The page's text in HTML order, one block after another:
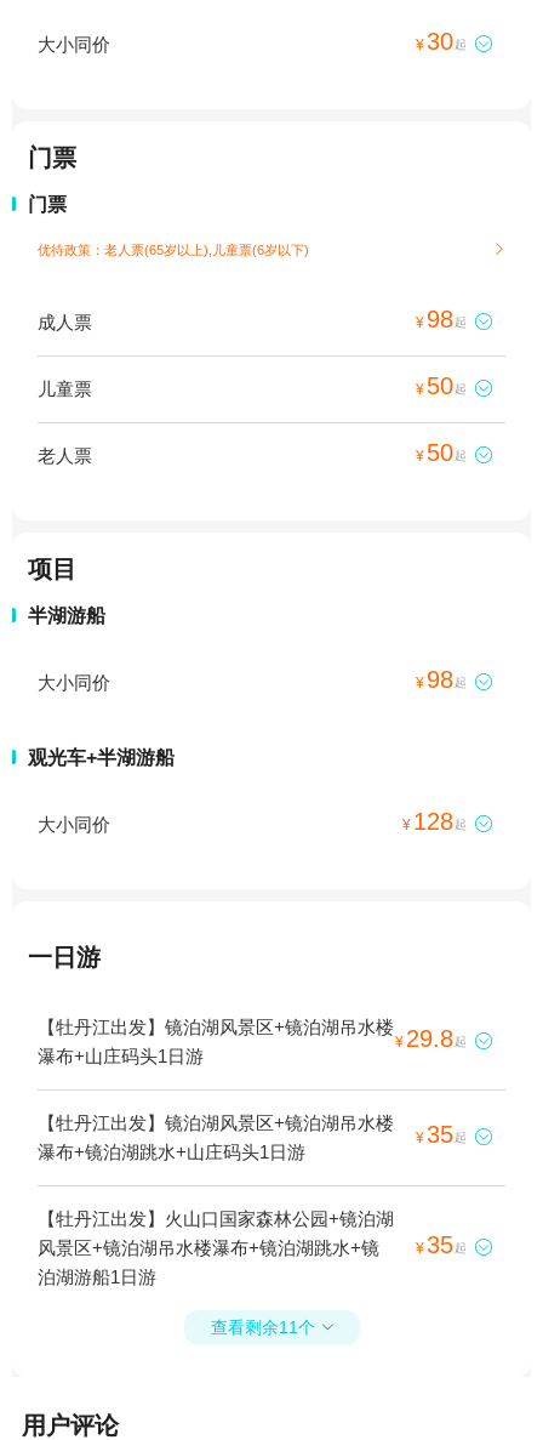
大小同价 ¥30起 
门票
门票
优待政策：老人票(65岁以上),儿童票(6岁以下) 
成人票 ¥ 98起 
儿童票 ¥ 50起 
老人票 ¥ 50起 
项目
半湖游船
大小同价 ¥ 98起 
观光车+半湖游船
大小同价 ¥ 128起 
一日游
【牡丹江出发】镜泊湖风景区+镜泊湖吊水楼
瀑布+山庄码头1日游
¥ 29.8起 
【牡丹江出发】镜泊湖风景区+镜泊湖吊水楼
瀑布+镜泊湖跳水+山庄码头1日游
¥35起 
【牡丹江出发】火山口国家森林公园+镜泊湖
风景区+镜泊湖吊水楼瀑布+镜泊湖跳水+镜
泊湖游船1日游
¥35起 
查看剩余11个 
用户评论